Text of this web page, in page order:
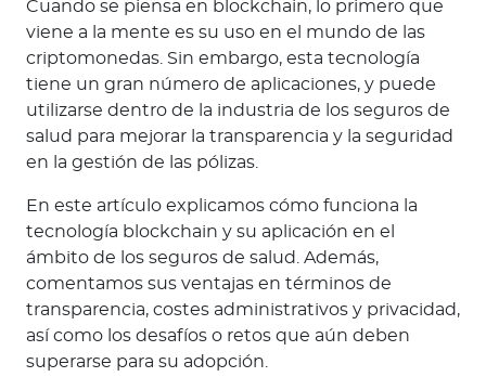
Reembolsos en el
extranjero
Red de Salud
Contáctanos
Cuando se piensa en blockchain, lo primero que
viene a la mente es su uso en el mundo de las
criptomonedas. Sin embargo, esta tecnología
tiene un gran número de aplicaciones, y puede
utilizarse dentro de la industria de los seguros de
salud para mejorar la transparencia y la seguridad
en la gestión de las pólizas.
En este artículo explicamos cómo funciona la
tecnología blockchain y su aplicación en el
ámbito de los seguros de salud. Además,
comentamos sus ventajas en términos de
transparencia, costes administrativos y privacidad,
así como los desafíos o retos que aún deben
superarse para su adopción.